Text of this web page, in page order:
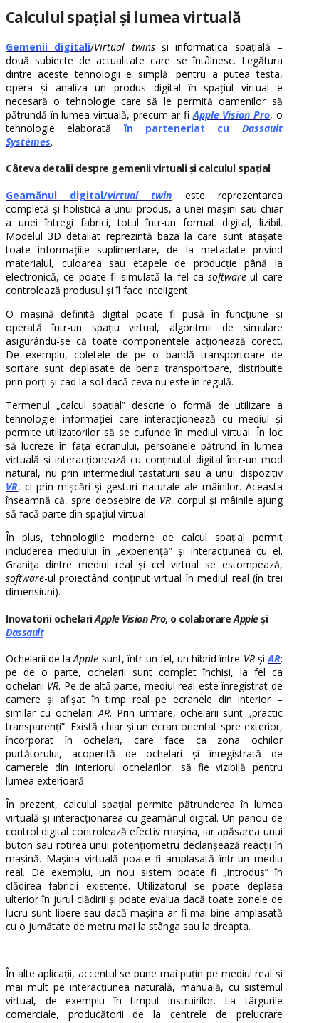
Calculul spațial și lumea virtuală
Gemenii digitali/Virtual twinsși informatica spațială –
două subiecte de actualitate care se întâlnesc. Legătura
dintre aceste tehnologii e simplă: pentru a putea testa,
opera și analiza un produs digital în spațiul virtual e
necesară o tehnologie care să le permită oamenilor să
pătrundă în lumea virtuală, precum ar fiApple Vision Pro, o
tehnologie elaboratăîn parteneriat cu Dassault
Systèmes.
Câteva detalii despre gemenii virtuali și calculul spațial
Geamănul digital/virtual twin este reprezentarea
completă și holistică a unui produs, a unei mașini sau chiar
a unei întregi fabrici, totul într-un format digital, lizibil.
Modelul 3D detaliat reprezintă baza la care sunt atașate
toate informațiile suplimentare, de la metadate privind
materialul, culoarea sau etapele de producție până la
electronică, ce poate fi simulată la fel casoftware-ul care
controlează produsul și îl face inteligent.
O mașină definită digital poate fi pusă în funcțiune și
operată într-un spațiu virtual, algoritmii de simulare
asigurându-se că toate componentele acționează corect.
De exemplu, coletele de pe o bandă transportoare de
sortare sunt deplasate de benzi transportoare, distribuite
prin porți și cad la sol dacă ceva nu este în regulă.
Termenul „calcul spațial” descrie o formă de utilizare a
tehnologiei informației care interacționează cu mediul și
permite utilizatorilor să se cufunde în mediul virtual. În loc
să lucreze în fața ecranului, persoanele pătrund în lumea
virtuală și interacționează cu conținutul digital într-un mod
natural, nu prin intermediul tastaturii sau a unui dispozitiv
VR, ci prin mișcări și gesturi naturale ale mâinilor. Aceasta
înseamnă că, spre deosebire de VR, corpul și mâinile ajung
să facă parte din spațiul virtual.
În plus, tehnologiile moderne de calcul spațial permit
includerea mediului în „experiență” și interacțiunea cu el.
Granița dintre mediul real și cel virtual se estompează,
software-ul proiectând conținut virtual în mediul real (în trei
dimensiuni).
Inovatorii ochelariApple Vision Pro, o colaborareAppleși
Dassault
Ochelarii de laApple sunt, într-un fel, un hibrid între VRșiAR:
pe de o parte, ochelarii sunt complet închiși, la fel ca
ochelarii VR. Pe de altă parte, mediul real este înregistrat de
camere și afișat în timp real pe ecranele din interior –
similar cu ochelariiAR. Prin urmare, ochelarii sunt „practic
transparenți”. Există chiar și un ecran orientat spre exterior,
încorporat în ochelari, care face ca zona ochilor
purtătorului, acoperită de ochelari și înregistrată de
camerele din interiorul ochelarilor, să fie vizibilă pentru
lumea exterioară.
În prezent, calculul spațial permite pătrunderea în lumea
virtuală și interacționarea cu geamănul digital. Un panou de
control digital controlează efectiv mașina, iar apăsarea unui
buton sau rotirea unui potențiometru declanșează reacții în
mașină. Mașina virtuală poate fi amplasată într-un mediu
real. De exemplu, un nou sistem poate fi „introdus” în
clădirea fabricii existente. Utilizatorul se poate deplasa
ulterior în jurul clădirii și poate evalua dacă toate zonele de
lucru sunt libere sau dacă mașina ar fi mai bine amplasată
cu o jumătate de metru mai la stânga sau la dreapta.
În alte aplicații, accentul se pune mai puțin pe mediul real și
mai mult pe interacțiunea naturală, manuală, cu sistemul
virtual, de exemplu în timpul instruirilor. La târgurile
comerciale, producătorii de la centrele de prelucrare